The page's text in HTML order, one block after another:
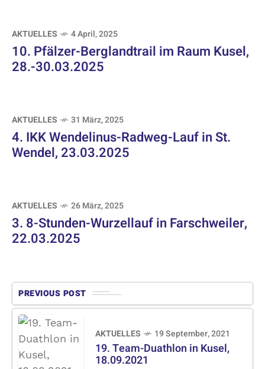
AKTUELLES 4 April, 2025
10. Pfälzer-Berglandtrail im Raum Kusel,
28.-30.03.2025
AKTUELLES 31 März, 2025
4. IKK Wendelinus-Radweg-Lauf in St.
Wendel, 23.03.2025
AKTUELLES 26 März, 2025
3. 8-Stunden-Wurzellauf in Farschweiler,
22.03.2025
PREVIOUS POST
AKTUELLES 19 September, 2021
19. Team-Duathlon in Kusel,
18.09.2021